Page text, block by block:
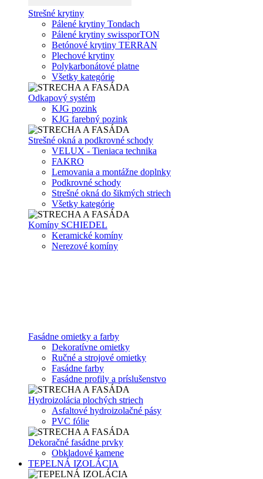
Strešné krytiny
Pálené krytiny Tondach
Pálené krytiny swissporTON
Betónové krytiny TERRAN
Plechové krytiny
Polykarbonátové platne
Všetky kategórie
Odkapový systém
KJG pozink
KJG farebný pozink
Strešné okná a podkrovné schody
VELUX - Tieniaca technika
FAKRO
Lemovania a montážne doplnky
Podkrovné schody
Strešné okná do šikmých striech
Všetky kategórie
Komíny SCHIEDEL
Keramické komíny
Nerezové komíny
Fasádne omietky a farby
Dekoratívne omietky
Ručné a strojové omietky
Fasádne farby
Fasádne profily a príslušenstvo
Hydroizolácia plochých striech
Asfaltové hydroizolačné pásy
PVC fólie
Dekoračné fasádne prvky
Obkladové kamene
TEPELNÁ IZOLÁCIA